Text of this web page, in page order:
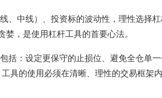
、中线）、投资标的波动性，理性选择
，是使用杠杆工具的首要心法。
括：设定更保守的止损位、避免全仓单
具的使用必须在清晰、理性的交易框架内